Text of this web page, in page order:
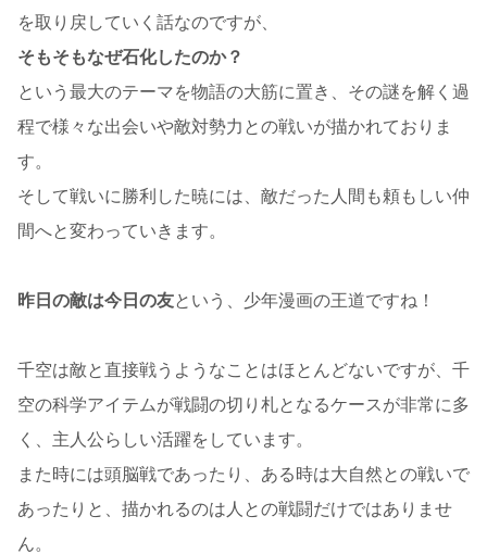
を取り戻していく話なのですが、
そもそもなぜ石化したのか？
という最大のテーマを物語の大筋に置き、その謎を解く過
程で様々な出会いや敵対勢力との戦いが描かれておりま
す。
そして戦いに勝利した暁には、敵だった人間も頼もしい仲
間へと変わっていきます。
昨日の敵は今日の友という、少年漫画の王道ですね！
千空は敵と直接戦うようなことはほとんどないですが、千
空の科学アイテムが戦闘の切り札となるケースが非常に多
く、主人公らしい活躍をしています。
また時には頭脳戦であったり、ある時は大自然との戦いで
あったりと、描かれるのは人との戦闘だけではありませ
ん。